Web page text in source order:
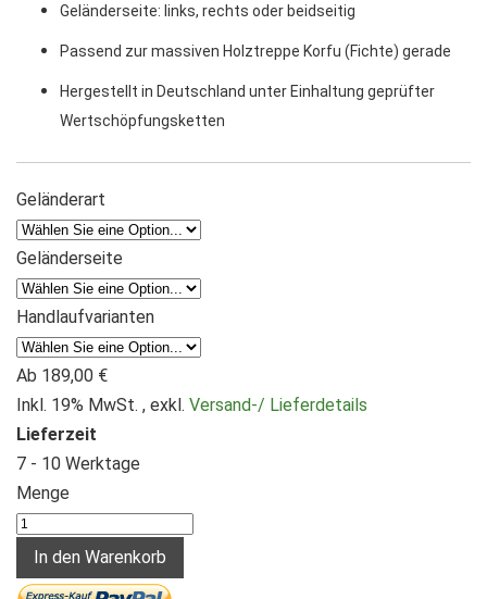
Geländerseite: links, rechts oder beidseitig
Passend zur massiven Holztreppe Korfu (Fichte) gerade
Hergestellt in Deutschland unter Einhaltung geprüfter
Wertschöpfungsketten
Geländerart
Geländerseite
Handlaufvarianten
Ab 189,00 €
Inkl. 19% MwSt. , exkl. Versand-/ Lieferdetails
Lieferzeit
7 - 10 Werktage
Menge
In den Warenkorb